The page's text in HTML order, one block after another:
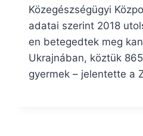
Közegészségügyi
adatai szerint 2018
en betegedtek meg
Ukrajnában, köztük
gyermek – jelentette a